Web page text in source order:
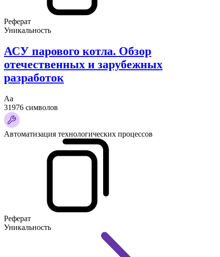
Реферат
Уникальность
АСУ парового котла. Обзор
отечественных и зарубежных
разработок
Аа
31976 символов
Автоматизация технологических процессов
Реферат
Уникальность